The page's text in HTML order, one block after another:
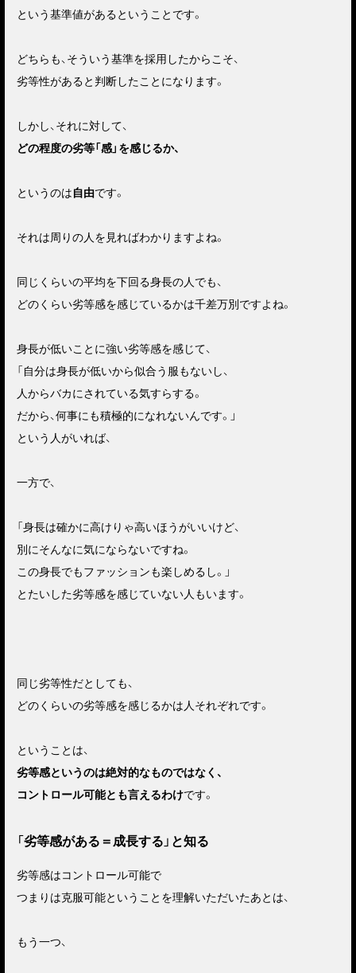
という基準値があるということです。
どちらも、そういう基準を採用したからこそ、
劣等性があると判断したことになります。
しかし、それに対して、
どの程度の劣等「感」を感じるか、
というのは自由です。
それは周りの人を見ればわかりますよね。
同じくらいの平均を下回る身長の人でも、
どのくらい劣等感を感じているかは千差万別ですよね。
身長が低いことに強い劣等感を感じて、
「自分は身長が低いから似合う服もないし、
人からバカにされている気すらする。
だから、何事にも積極的になれないんです。」
という人がいれば、
一方で、
「身長は確かに高けりゃ高いほうがいいけど、
別にそんなに気にならないですね。
この身長でもファッションも楽しめるし。」
とたいした劣等感を感じていない人もいます。
同じ劣等性だとしても、
どのくらいの劣等感を感じるかは人それぞれです。
ということは、
劣等感というのは絶対的なものではなく、
コントロール可能とも言えるわけです。
「劣等感がある＝成長する」と知る
劣等感はコントロール可能で
つまりは克服可能ということを理解いただいたあとは、
もう一つ、